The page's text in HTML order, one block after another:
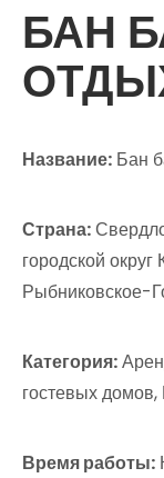
БАН
Название: Бан
Страна:
городской
Рыбниковское-
Категория:
гостевых
Время работы: